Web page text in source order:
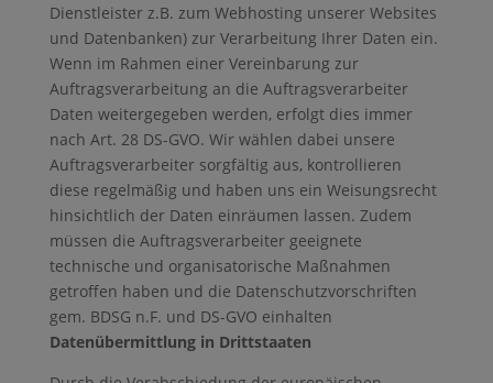
Dienstleister z.B. zum Webhosting unserer Websites
und Datenbanken) zur Verarbeitung Ihrer Daten ein.
Wenn im Rahmen einer Vereinbarung zur
Auftragsverarbeitung an die Auftragsverarbeiter
Daten weitergegeben werden, erfolgt dies immer
nach Art. 28 DS-GVO. Wir wählen dabei unsere
Auftragsverarbeiter sorgfältig aus, kontrollieren
diese regelmäßig und haben uns ein Weisungsrecht
hinsichtlich der Daten einräumen lassen. Zudem
müssen die Auftragsverarbeiter geeignete
technische und organisatorische Maßnahmen
getroffen haben und die Datenschutzvorschriften
gem. BDSG n.F. und DS-GVO einhalten
Datenübermittlung in Drittstaaten